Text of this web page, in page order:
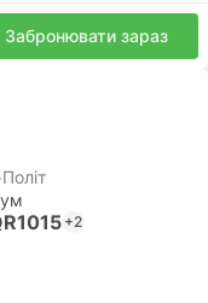
Забронювати зараз
+2